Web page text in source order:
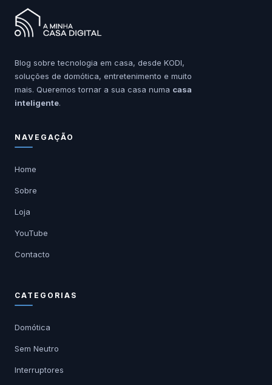
Blog sobre tecnologia em casa, desde KODI,
soluções de domótica, entretenimento e muito
mais. Queremos tornar a sua casa numa casa
inteligente.
NAVEGAÇÃO
Home
Sobre
Loja
YouTube
Contacto
CATEGORIAS
Domótica
Sem Neutro
Interruptores